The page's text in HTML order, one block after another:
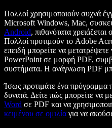
Πολλοί χρησιμοποιούν συχνά
Microsoft Windows, Mac,
Android, πιθανότατα χρειάζεται
Πολλοί προτιμούν το Adobe
επειδή μπορείτε να
PowerPoint σε μορφή PDF,
συστήματα. Η ανάγνωση PDF
Ίσως προτιμάτε ένα πρόγραμμα
δυνατά. Δείτε πώς μπορείτε να
Word σε PDF και να
κειμένου σε ομιλία για να